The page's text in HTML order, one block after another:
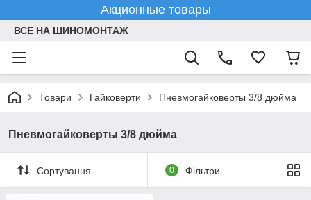
Акционные товары
ВСЕ НА ШИНОМОНТАЖ
Товари Гайковерти Пневмогайковерты 3/8 дюйма
Пневмогайковерты 3/8 дюйма
Сортування 0 Фільтри